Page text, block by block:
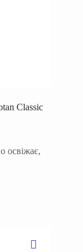
Classic
освіжає,